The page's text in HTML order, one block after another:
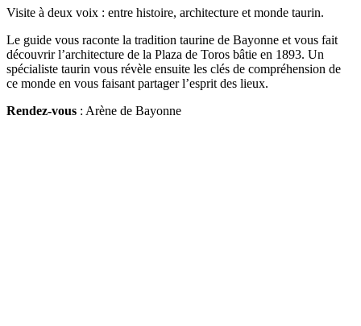
Visite à deux voix : entre histoire, architecture et monde taurin.
Le guide vous raconte la tradition taurine de Bayonne et vous fait
découvrir l’architecture de la Plaza de Toros bâtie en 1893. Un
spécialiste taurin vous révèle ensuite les clés de compréhension de
ce monde en vous faisant partager l’esprit des lieux.
Rendez-vous : Arène de Bayonne